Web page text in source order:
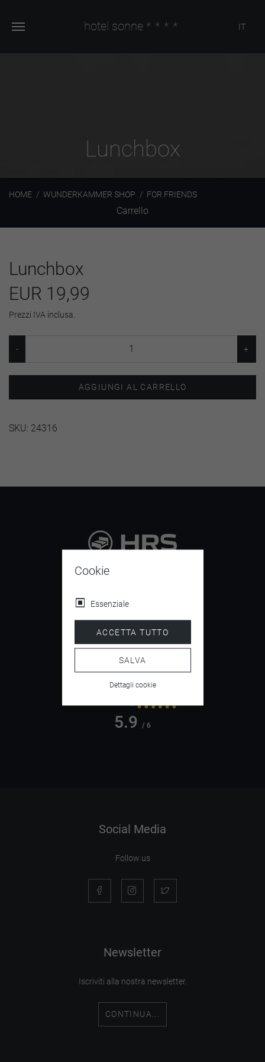
hotel sonne **** IT
Lunchbox
HOME WUNDERKAMMER SHOP FOR FRIENDS
Carrello
Lunchbox
EUR 19,99
Prezzi IVA inclusa.
AGGIUNGI AL CARRELLO
SKU: 24316
4.5/ 5
5.9 / 6
Social Media
Follow us
Newsletter
Iscriviti alla nostra newsletter.
CONTINUA...
Cookie
Essenziale
ACCETTA TUTTO
SALVA
Dettagli cookie